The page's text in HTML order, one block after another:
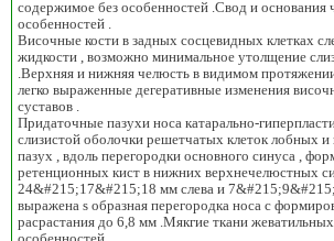
содержимое без особенностей .Свод и основания
особенностей .
Височные кости в задных сосцевидных клетках
жидкости , возможно минимальное утолщение
.Верхняя и нижняя челюсть в видимом протяжении
легко выраженные дегеративные изменения
суставов .
Придаточные пазухи носа катарально-
слизистой оболочки решетчатых клеток лобных
пазух , вдоль перегородки основного синуса ,
ретенционных кист в нижних верхнечелюстных
24&#215;17&#215;18 мм слева и
выражена s образная перегородка носа с
расрастания до 6,8 мм .Мякгие ткани
особенностей .